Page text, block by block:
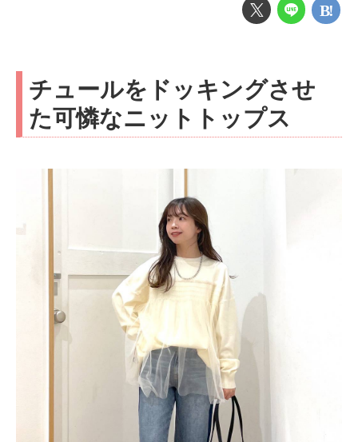
チュールをドッキングさせ
た可憐なニットトップス